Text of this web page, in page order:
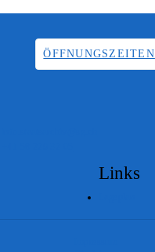
ÖFFNUNGSZEITEN
Links